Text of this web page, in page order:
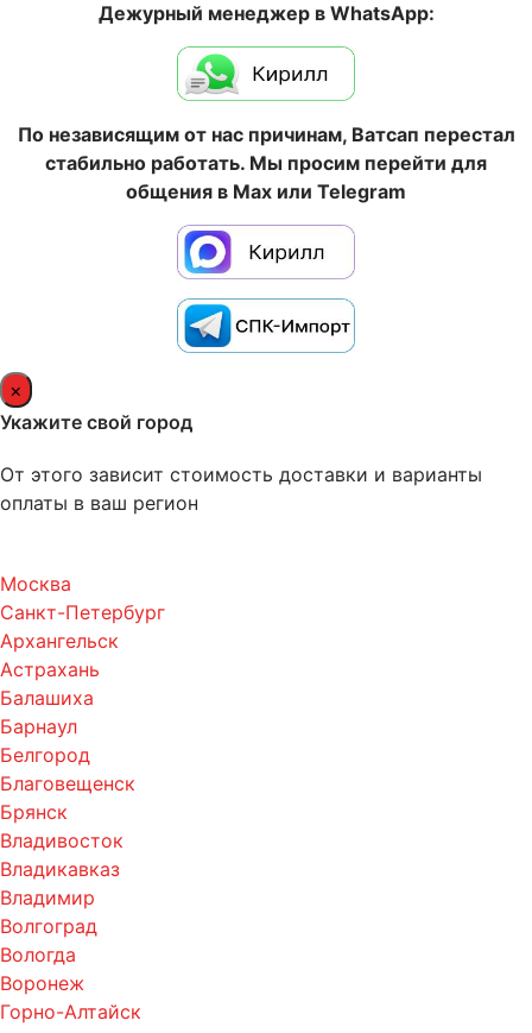
Дежурный менеджер в WhatsApp:
По независящим от нас причинам, Ватсап перестал
стабильно работать. Мы просим перейти для
общения в Max или Telegram
×
Укажите свой город
От этого зависит стоимость доставки и варианты
оплаты в ваш регион
Москва
Санкт-Петербург
Архангельск
Астрахань
Балашиха
Барнаул
Белгород
Благовещенск
Брянск
Владивосток
Владикавказ
Владимир
Волгоград
Вологда
Воронеж
Горно-Алтайск